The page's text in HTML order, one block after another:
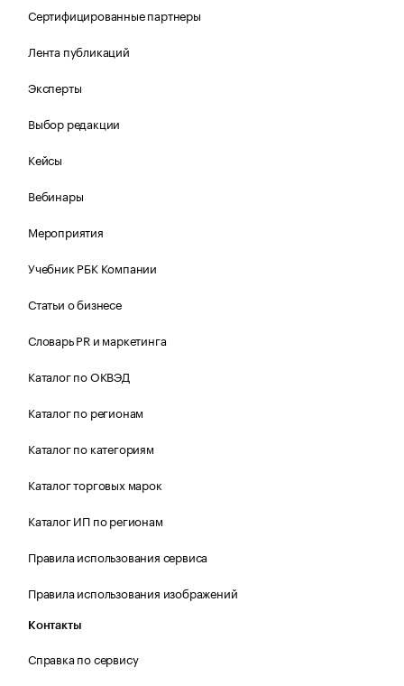
Сертифицированные партнеры
Лента публикаций
Эксперты
Выбор редакции
Кейсы
Вебинары
Мероприятия
Учебник РБК Компании
Статьи о бизнесе
Словарь PR и маркетинга
Каталог по ОКВЭД
Каталог по регионам
Каталог по категориям
Каталог торговых марок
Каталог ИП по регионам
Правила использования сервиса
Правила использования изображений
Контакты
Справка по сервису